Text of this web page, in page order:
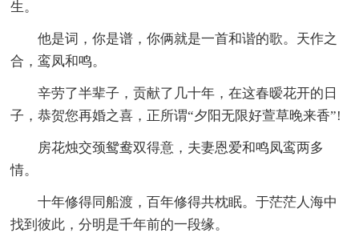
生。
他是词，你是谱，你俩就是一首和谐的歌。天作之
合，鸾凤和鸣。
辛劳了半辈子，贡献了几十年，在这春暧花开的日
子，恭贺您再婚之喜，正所谓“夕阳无限好萱草晚来香”!
房花烛交颈鸳鸯双得意，夫妻恩爱和鸣凤鸾两多
情。
十年修得同船渡，百年修得共枕眠。于茫茫人海中
找到彼此，分明是千年前的一段缘。